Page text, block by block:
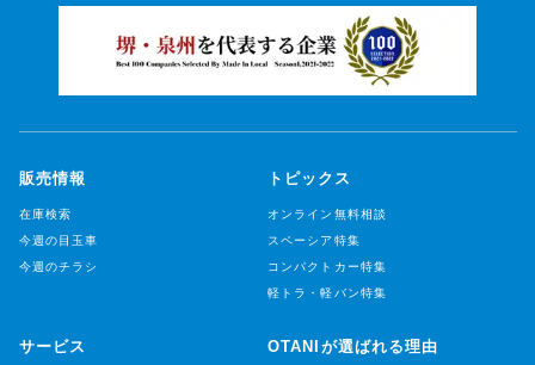
販売情報
在庫検索
今週の目玉車
今週のチラシ
トピックス
オンライン無料相談
スペーシア特集
コンパクトカー特集
軽トラ・軽バン特集
サービス OTANIが選ばれる理由